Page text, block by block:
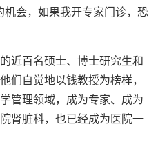
机会，如果我开专家门诊，恐
近百名硕士、博士研究生和
们自觉地以钱教授为榜样，
管理领域，成为专家、成为
肾脏科，也已经成为医院一